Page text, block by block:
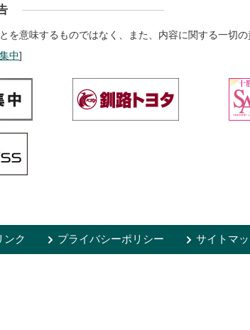
意味するものではなく、また、内容に関する一切の
中]
ンク プライバシーポリシー サイトマ